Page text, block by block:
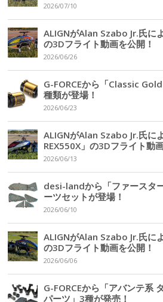
2026/07/10
ALIGNがAlan Szabo Jr.氏に
の3Dフライト動画を公開！
2026/06/26
G-FORCEから「Classic
種類が登場！
2026/06/23
ALIGNがAlan Szabo Jr.氏に
REX550X」の3Dフライト動
2026/06/13
desi-landから「ファースタ
ーツセットが登場！
2026/06/10
ALIGNがAlan Szabo Jr.氏に
の3Dフライト動画を公開！
2026/06/06
G-FORCEから「アバンテ系
パーツ」3種が発売！